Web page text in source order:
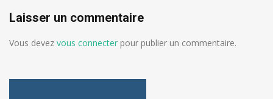
Laisser un commentaire
Vous devez vous connecter pour publier un commentaire.